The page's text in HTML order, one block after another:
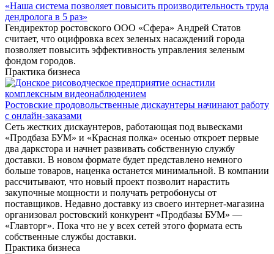
«Наша система позволяет повысить производительность труда
дендролога в 5 раз»
Гендиректор ростовского ООО «Сфера» Андрей Статов
считает, что оцифровка всех зеленых насаждений города
позволяет повысить эффективность управления зеленым
фондом городов.
Практика бизнеса
Ростовские продовольственные дискаунтеры начинают работу
с онлайн-заказами
Сеть жестких дискаунтеров, работающая под вывесками
«Продбаза БУМ» и «Красная полка» осенью откроет первые
два даркстора и начнет развивать собственную службу
доставки. В новом формате будет представлено немного
больше товаров, наценка останется минимальной. В компании
рассчитывают, что новый проект позволит нарастить
закупочные мощности и получать ретробонусы от
поставщиков. Недавно доставку из своего интернет-магазина
организовал ростовский конкурент «Продбазы БУМ» —
«Главторг». Пока что не у всех сетей этого формата есть
собственные службы доставки.
Практика бизнеса